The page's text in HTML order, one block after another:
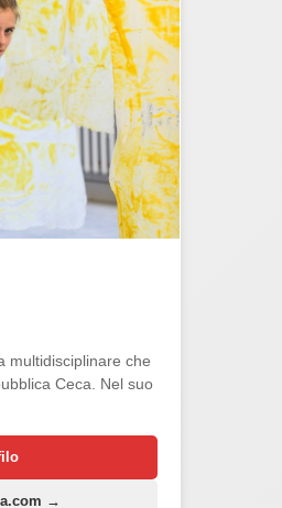
multidisciplinare che
Ceca. Nel suo
→